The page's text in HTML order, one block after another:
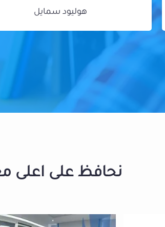
هوليود سمايل
نحافظ على اعلى